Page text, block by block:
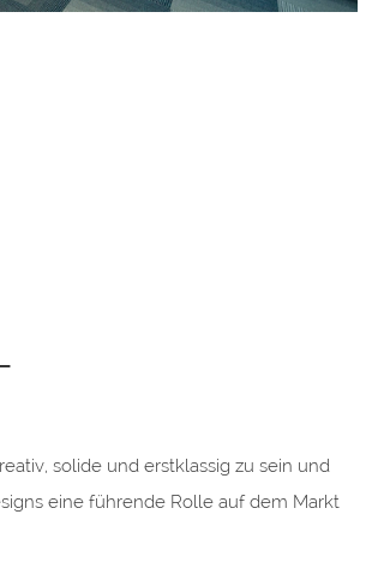
solide und erstklassig zu sein und
eine führende Rolle auf dem Markt